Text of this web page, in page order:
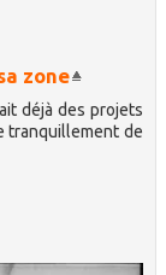
zone
déjà des projets
tranquillement de